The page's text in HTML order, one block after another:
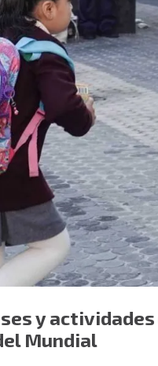
y
Mundial